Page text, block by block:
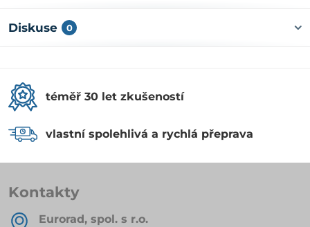
Diskuse 0
téměř 30 let zkušeností
vlastní spolehlivá a rychlá přeprava
Kontakty
Eurorad, spol​. s r​.o​.